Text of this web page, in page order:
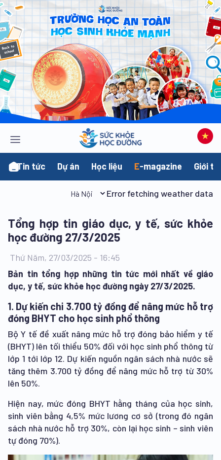
Tin tức Dự án Học liệu E-magazine Giới
Error fetching weather data
Tổng hợp tin giáo dục, y tế, sức khỏe
học đường 27/3/2025
Thứ Năm, 27/03/2025 - 16:45
Bản tin tổng hợp những tin tức mới nhất về giáo
dục, y tế, sức khỏe học đường ngày 27/3/2025.
1. Dự kiến chi 3.700 tỷ đồng để nâng mức hỗ trợ
đóng BHYT cho học sinh phổ thông
Bộ Y tế đề xuất nâng mức hỗ trợ đóng bảo hiểm y tế
(BHYT) lên tối thiểu 50% đối với học sinh phổ thông từ
lớp 1 tới lớp 12. Dự kiến nguồn ngân sách nhà nước sẽ
tăng thêm 3.700 tỷ đồng để nâng mức hỗ trợ từ 30%
lên 50%.
Hiện nay, mức đóng BHYT hằng tháng của học sinh,
sinh viên bằng 4,5% mức lương cơ sở (trong đó ngân
sách nhà nước hỗ trợ 30%, còn lại học sinh – sinh viên
tự đóng 70%).